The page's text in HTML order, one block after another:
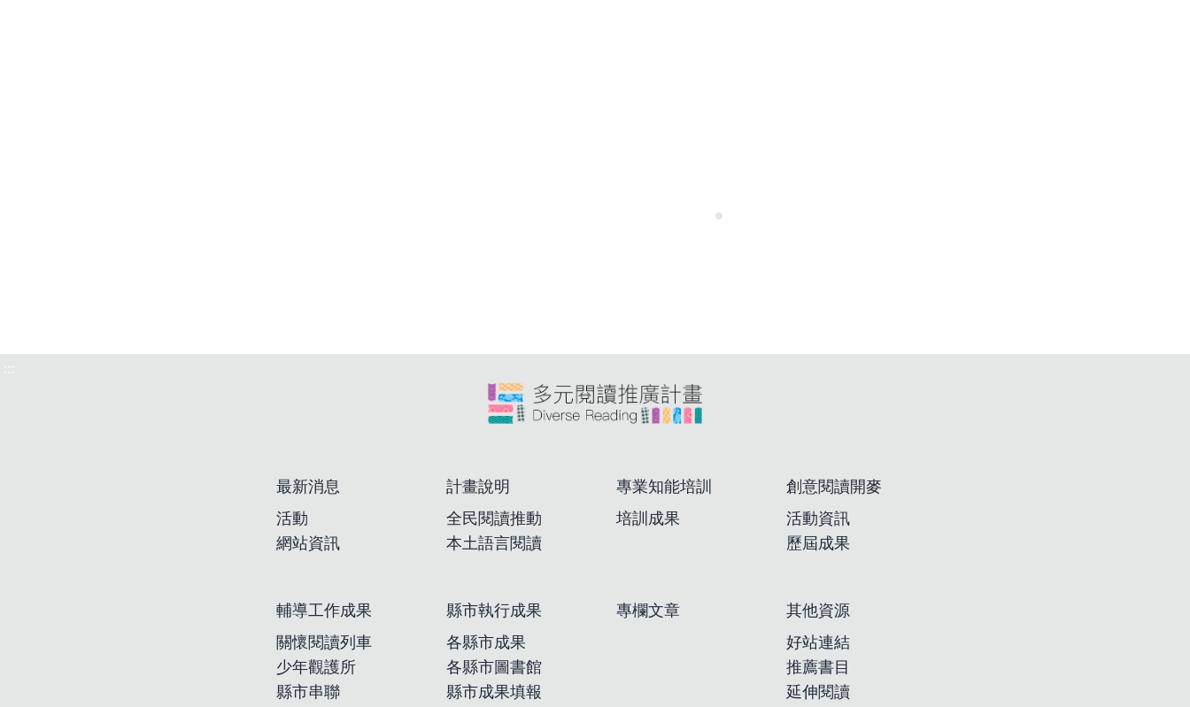
:::
最新消息
活動
網站資訊
計畫說明
全民閱讀推動
本土語言閱讀
專業知能培訓
培訓成果
創意閱讀開麥
活動資訊
歷屆成果
輔導工作成果
關懷閱讀列車
少年觀護所
縣市串聯
縣市執行成果
各縣市成果
各縣市圖書館
縣市成果填報
專欄文章
其他資源
好站連結
推薦書目
延伸閱讀